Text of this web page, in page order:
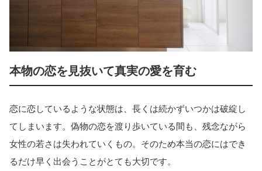
本物の恋を見抜いて真実の愛を育む
恋に恋しているような状態は、長くは続かずいつかは破綻し
てしまいます。偽物の恋を渡り歩いている間も、残念ながら
女性の若さは失われていくもの。そのため本当の恋にはでき
るだけ早く出会うことがとても大切です。